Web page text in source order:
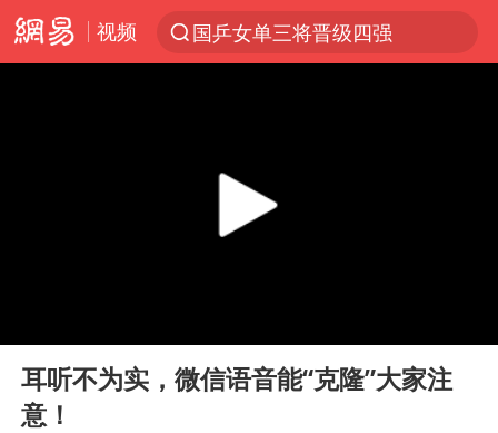
视频
国乒女单三将晋级四强
《欢迎来龙餐馆》口碑
几元成本的AI广告导致千万市值蒸发
Play
耳听不为实，微信语音能“克隆”大家注
意！